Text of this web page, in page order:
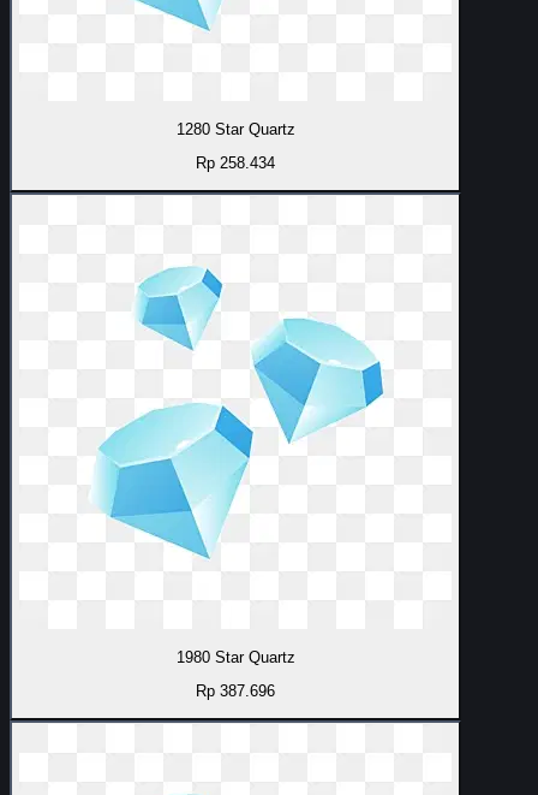
1280 Star Quartz
Rp 258.434
1980 Star Quartz
Rp 387.696